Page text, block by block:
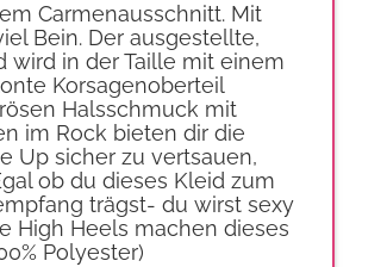
Carmenausschnitt. Mit
Bein. Der ausgestellte,
wird in der Taille mit einem
Korsagenoberteil
Halsschmuck mit
im Rock bieten dir die
Up sicher zu vertsauen,
ob du dieses Kleid zum
trägst- du wirst sexy
High Heels machen dieses
Polyester)